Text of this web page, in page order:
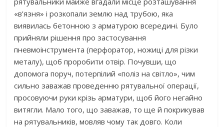
«в’язня» і розкопали землю над трубою, яка
виявилась бетонною з арматурою всередині. Було
прийняли рішення про застосування
пневмоінструмента (перфоратор, ножиці для різки
металу), щоб проробити отвір. Почувши, що
допомога поруч, потерпілий «поліз на світло», чим
сильно заважав проведенню рятувальної операції,
просовуючи руки крізь арматури, щоб його негайно
витягли. Мало того, що заважав, то ще й покрикував
на рятувальників, мовляв чому так довго. Коли